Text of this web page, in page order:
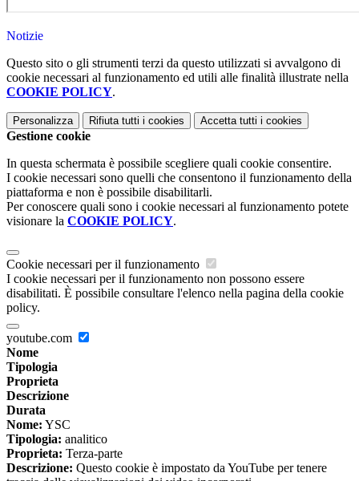
Notizie
Questo sito o gli strumenti terzi da questo utilizzati si avvalgono di
cookie necessari al funzionamento ed utili alle finalità illustrate nella
COOKIE POLICY.
Personalizza Rifiuta tutti i cookies Accetta tutti i cookies
Gestione cookie
In questa schermata è possibile scegliere quali cookie consentire.
I cookie necessari sono quelli che consentono il funzionamento della
piattaforma e non è possibile disabilitarli.
Per conoscere quali sono i cookie necessari al funzionamento potete
visionare la COOKIE POLICY.
Cookie necessari per il funzionamento
I cookie necessari per il funzionamento non possono essere
disabilitati. È possibile consultare l'elenco nella pagina della cookie
policy.
youtube.com
Nome
Tipologia
Proprieta
Descrizione
Durata
Nome: YSC
Tipologia: analitico
Proprieta: Terza-parte
Descrizione: Questo cookie è impostato da YouTube per tenere